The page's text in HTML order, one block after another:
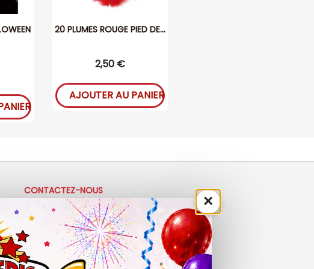
20 PLUMES ROUGE PIED DE...
2,50 €
AJOUTER AU PANIER
CONTACTEZ-NOUS
+33 (0)4 50 40 81 00
contact@ladrolerie.fr
38 Rue de la Maladière
Z.A de la maladiere 01210 Ornex
×